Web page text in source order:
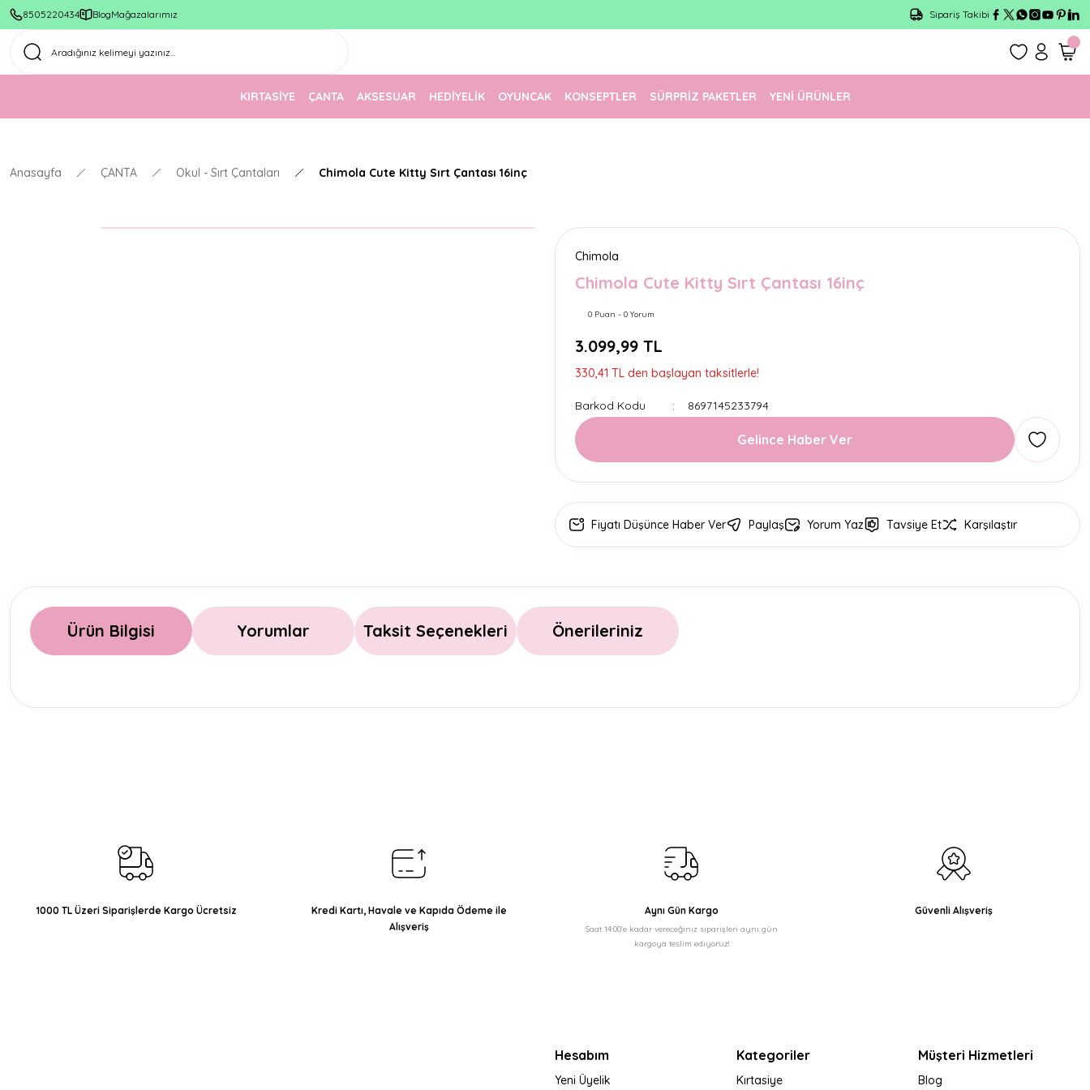
8505220434 BlogMağazalarımız
1500 TL Üzeri Ücretsiz Kargo
Sipariş Takibi
KIRTASİYE ÇANTA AKSESUAR HEDİYELİK OYUNCAK KONSEPTLER SÜRPRİZ PAKETLER YENİ ÜRÜNLER
Anasayfa ÇANTA Okul - Sırt Çantaları Chimola Cute Kitty Sırt Çantası 16inç
Chimola
Chimola Cute Kitty Sırt Çantası 16inç
0 Puan - 0 Yorum
3.099,99 TL
330,41 TL den başlayan taksitlerle!
Barkod Kodu 8697145233794
Gelince Haber Ver
Fiyatı Düşünce Haber Ver Paylaş Yorum Yaz Tavsiye Et Karşılaştır
Ürün Bilgisi Yorumlar Taksit Seçenekleri Önerileriniz
Ürün fiyatı diğer sitelerden daha pahalı.
Bu ürüne benzer farklı alternatifler olmalı.
1000 TL Üzeri Siparişlerde Kargo Ücretsiz
Kredi Kartı, Havale ve Kapıda Ödeme ile
Alışveriş
Aynı Gün Kargo
Saat 14:00'e kadar vereceğiniz siparişleri aynı gün
kargoya teslim ediyoruz!
Güvenli Alışveriş
Hesabım
Yeni Üyelik
Kategoriler
Kırtasiye
Müşteri Hizmetleri
Blog